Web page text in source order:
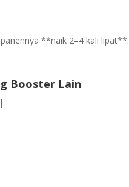
**naik 2–4 kali lipat**.
Booster Lain